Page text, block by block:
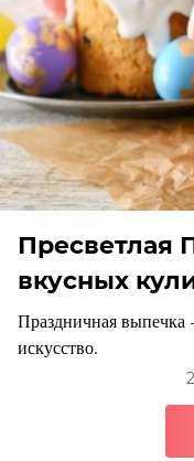
Пресветлая
вкусных
Праздничная выпечка
искусство.